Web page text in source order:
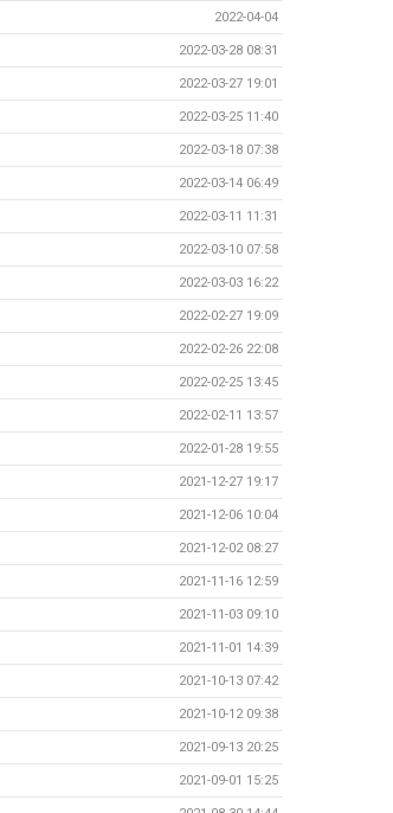
2022-04-04
2022-03-28 08:31
2022-03-27 19:01
2022-03-25 11:40
2022-03-18 07:38
2022-03-14 06:49
2022-03-11 11:31
2022-03-10 07:58
2022-03-03 16:22
2022-02-27 19:09
2022-02-26 22:08
2022-02-25 13:45
2022-02-11 13:57
2022-01-28 19:55
2021-12-27 19:17
2021-12-06 10:04
2021-12-02 08:27
2021-11-16 12:59
2021-11-03 09:10
2021-11-01 14:39
2021-10-13 07:42
2021-10-12 09:38
2021-09-13 20:25
2021-09-01 15:25